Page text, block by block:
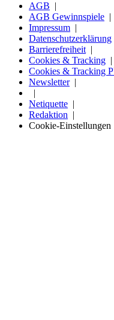
AGB
AGB Gewinnspiele
Impressum
Datenschutzerklärung
Barrierefreiheit
Cookies & Tracking
Cookies & Tracking
Newsletter
Netiquette
Redaktion
Cookie-Einstellungen